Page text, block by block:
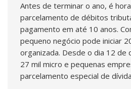
Antes de terminar o ano, é
parcelamento de débitos
pagamento em até 10 anos.
pequeno negócio pode iniciar
organizada. Desde o dia 12 de
27 mil micro e pequenas
parcelamento especial de